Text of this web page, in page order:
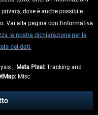
non diversamente descritto.
i tempi di consegna per le
dove è anche possibile
Vai alla pagina con l'informativa
la nostra dichiarazione per la
dei dati.
, Meta Pixel: Tracking and
Misc